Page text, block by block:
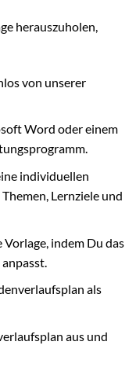
herauszuholen,
von unserer
Word oder einem
individuellen
Lernziele und
indem Du das
als
aus und